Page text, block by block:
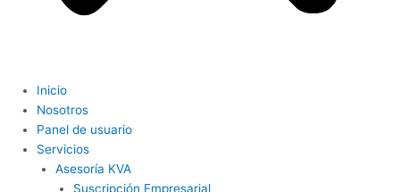
Inicio
Nosotros
Panel de usuario
Servicios
Asesoría KVA
Suscripción Empresarial